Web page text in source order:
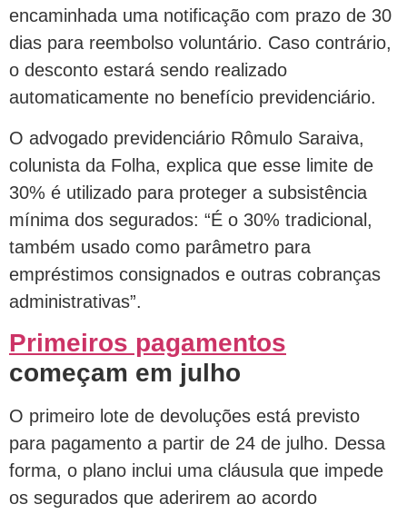
encaminhada uma notificação com prazo de 30
dias para reembolso voluntário. Caso contrário,
o desconto estará sendo realizado
automaticamente no benefício previdenciário.
O advogado previdenciário Rômulo Saraiva,
colunista da Folha, explica que esse limite de
30% é utilizado para proteger a subsistência
mínima dos segurados: “É o 30% tradicional,
também usado como parâmetro para
empréstimos consignados e outras cobranças
administrativas”.
Primeiros pagamentos
começam em julho
O primeiro lote de devoluções está previsto
para pagamento a partir de 24 de julho. Dessa
forma, o plano inclui uma cláusula que impede
os segurados que aderirem ao acordo